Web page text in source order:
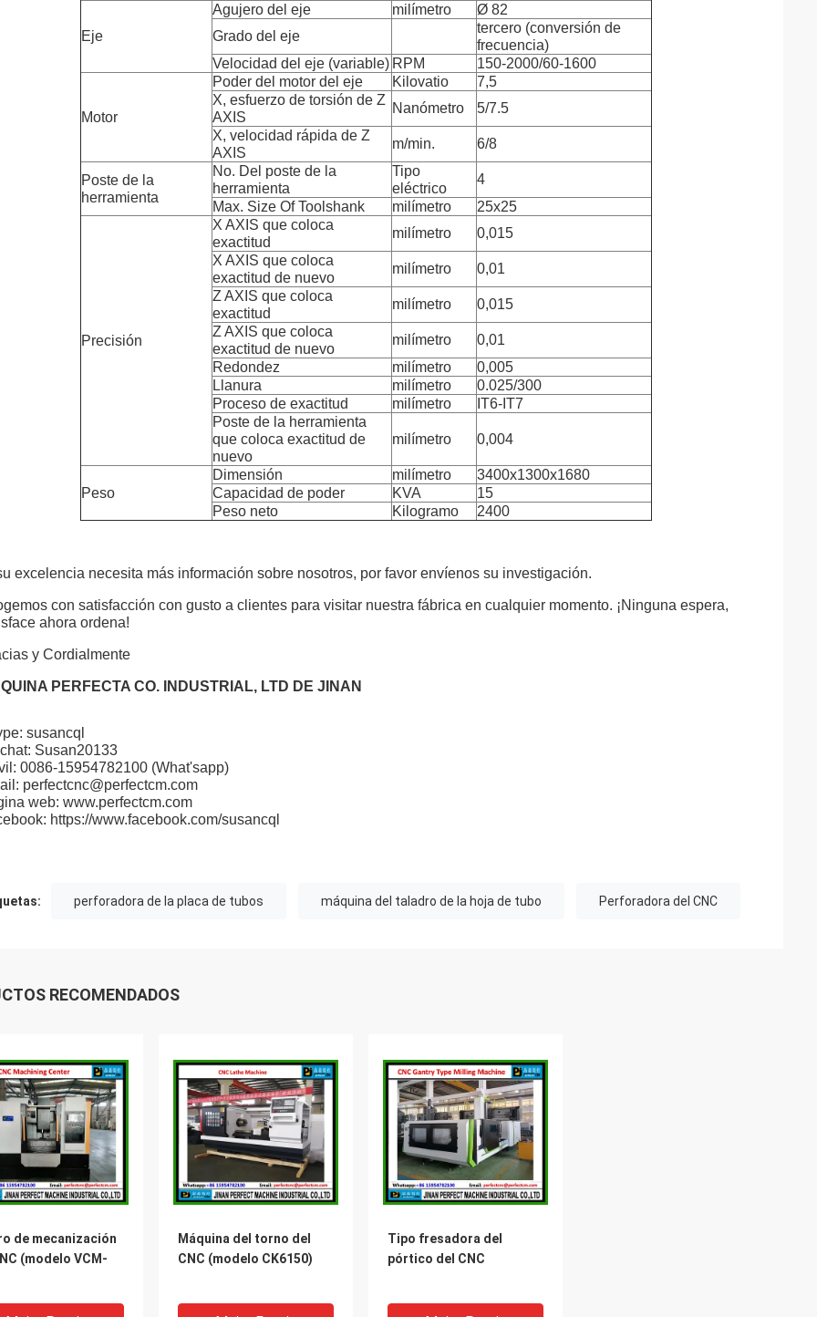
Eje
Agujero del eje milímetro
Ø 82
Grado del eje
tercero (conversión de
frecuencia)
Velocidad del eje (variable) RPM 150-2000/60-1600
Motor
Poder del motor del eje Kilovatio
7,5
X, esfuerzo de torsión de Z
AXIS
Nanómetro
5/7.5
X, velocidad rápida de Z
AXIS
m/min. 6/8
Poste de la
herramienta
No. Del poste de la
herramienta
Tipo
eléctrico
4
Max. Size Of Toolshank
milímetro 25x25
Precisión
X AXIS que coloca
exactitud
milímetro
0,015
X AXIS que coloca
exactitud de nuevo
milímetro
0,01
Z AXIS que coloca
exactitud
milímetro
0,015
Z AXIS que coloca
exactitud de nuevo
milímetro
0,01
Redondez
milímetro
0,005
Llanura
milímetro
0.025/300
Proceso de exactitud
milímetro
IT6-IT7
Poste de la herramienta
que coloca exactitud de
nuevo
milímetro 0,004
Peso
Dimensión milímetro
3400x1300x1680
Capacidad de poder
KVA
15
Peso neto
Kilogramo 2400
excelencia necesita más información sobre nosotros, por favor envíenos su investigación.
con satisfacción con gusto a clientes para visitar nuestra fábrica en cualquier momento. ¡Ninguna espera,
ahora ordena!
y Cordialmente
PERFECTA CO. INDUSTRIAL, LTD DE JINAN
susancql
Susan20133
0086-15954782100 (What'sapp)
perfectcnc@perfectcm.com
web: www.perfectcm.com
https://www.facebook.com/susancql
perforadora de la placa de tubos máquina del taladro de la hoja de tubo Perforadora del CNC
RECOMENDADOS
de mecanización
(modelo VCM-
Máquina del torno del
CNC (modelo CK6150)
Tipo fresadora del
pórtico del CNC